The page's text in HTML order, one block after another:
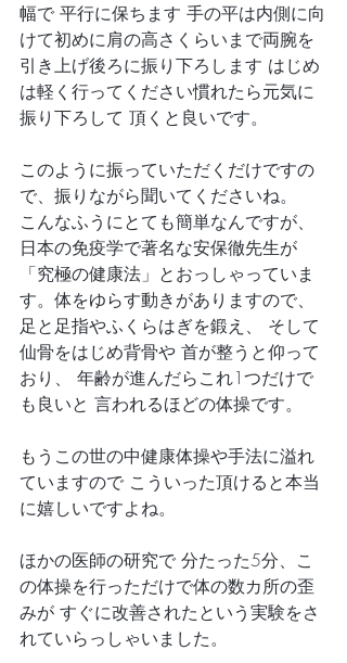
幅で 平行に保ちます 手の平は内側に向
けて初めに肩の高さくらいまで両腕を
引き上げ後ろに振り下ろします はじめ
は軽く行ってください慣れたら元気に
振り下ろして 頂くと良いです。
このように振っていただくだけですの
で、振りながら聞いてくださいね。
こんなふうにとても簡単なんですが、
日本の免疫学で著名な安保徹先生が
「究極の健康法」とおっしゃっていま
す。体をゆらす動きがありますので、
足と足指やふくらはぎを鍛え、 そして
仙骨をはじめ背骨や 首が整うと仰って
おり、 年齢が進んだらこれ1つだけで
も良いと 言われるほどの体操です。
もうこの世の中健康体操や手法に溢れ
ていますので こういった頂けると本当
に嬉しいですよね。
ほかの医師の研究で 分たった5分、こ
の体操を行っただけで体の数カ所の歪
みが すぐに改善されたという実験をさ
れていらっしゃいました。